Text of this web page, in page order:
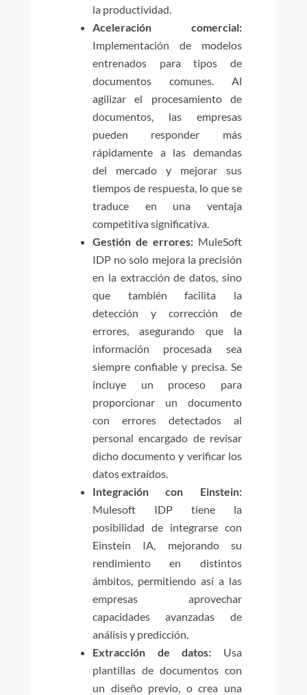
la productividad.
Aceleración comercial:
Implementación de modelos
entrenados para tipos de
documentos comunes. Al
agilizar el procesamiento de
documentos, las empresas
pueden responder más
rápidamente a las demandas
del mercado y mejorar sus
tiempos de respuesta, lo que se
traduce en una ventaja
competitiva significativa.
Gestión de errores: MuleSoft
IDP no solo mejora la precisión
en la extracción de datos, sino
que también facilita la
detección y corrección de
errores, asegurando que la
información procesada sea
siempre confiable y precisa. Se
incluye un proceso para
proporcionar un documento
con errores detectados al
personal encargado de revisar
dicho documento y verificar los
datos extraídos.
Integración con Einstein:
Mulesoft IDP tiene la
posibilidad de integrarse con
Einstein IA, mejorando su
rendimiento en distintos
ámbitos, permitiendo así a las
empresas aprovechar
capacidades avanzadas de
análisis y predicción.
Extracción de datos: Usa
plantillas de documentos con
un diseño previo, o crea una